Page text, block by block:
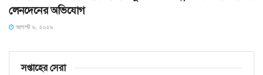
লেনদেনের অভিযোগ
আগস্ট ৬, ২০২৬
সপ্তাহের সেরা